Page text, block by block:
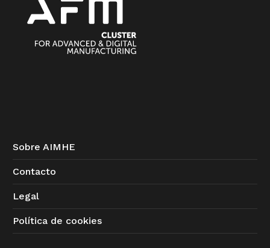
Sobre AIMHE
Contacto
Legal
Política de cookies